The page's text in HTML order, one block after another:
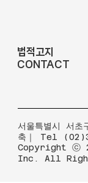
법적고지
CONTACT
서울특별시 서
축｜ Tel
Copyright ⓒ
Inc. All